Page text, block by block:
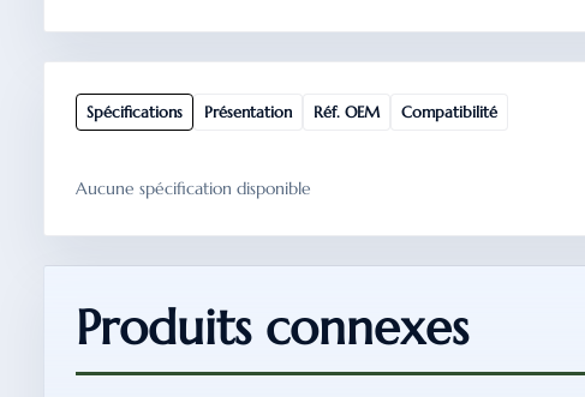
Spécifications Présentation Réf. OEM Compatibilité
Aucune spécification disponible
Produits connexes